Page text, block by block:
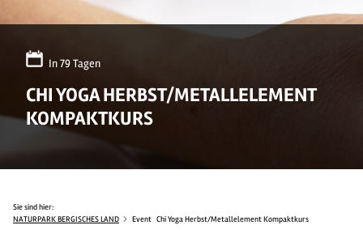
In 79 Tagen
CHI YOGA HERBST/METALLELEMENT
KOMPAKTKURS
Sie sind hier:
NATURPARK BERGISCHES LAND
Event Chi Yoga Herbst/Metallelement Kompaktkurs